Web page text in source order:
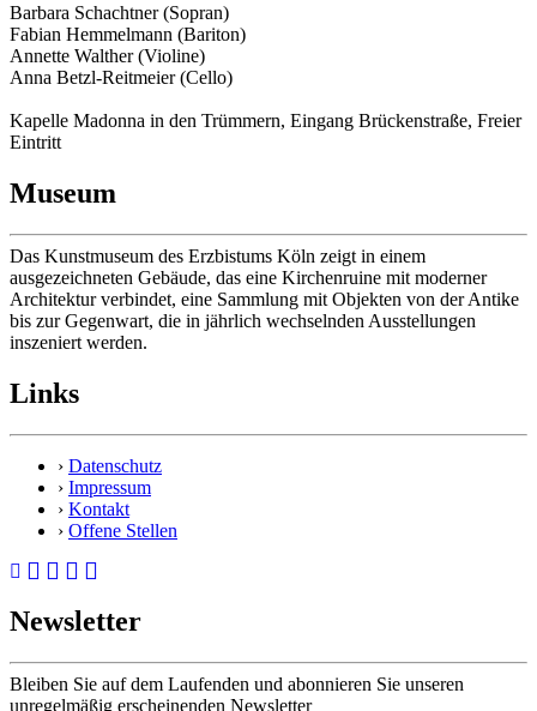
Barbara Schachtner (Sopran)
Fabian Hemmelmann (Bariton)
Annette Walther (Violine)
Anna Betzl-Reitmeier (Cello)
Kapelle Madonna in den Trümmern, Eingang Brückenstraße, Freier
Eintritt
Museum
Das Kunstmuseum des Erzbistums Köln zeigt in einem
ausgezeichneten Gebäude, das eine Kirchenruine mit moderner
Architektur verbindet, eine Sammlung mit Objekten von der Antike
bis zur Gegenwart, die in jährlich wechselnden Ausstellungen
inszeniert werden.
Links
› Datenschutz
› Impressum
› Kontakt
› Offene Stellen
Newsletter
Bleiben Sie auf dem Laufenden und abonnieren Sie unseren
unregelmäßig erscheinenden Newsletter